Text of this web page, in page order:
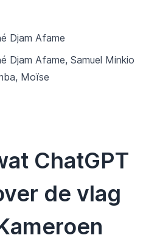
Djam Afame
Djam Afame, Samuel Minkio
Moïse
ChatGPT
de vlag